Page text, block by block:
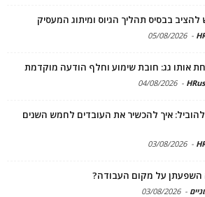
-
05/08/2026
אותו גג: חובת שימוע וחלף הודעה מוקדמת
-
04/08/2026
איך להכשיר את העובדים לחמש השנים
-
03/08/2026
השפעתן על מקום העבודה?
-
03/08/2026